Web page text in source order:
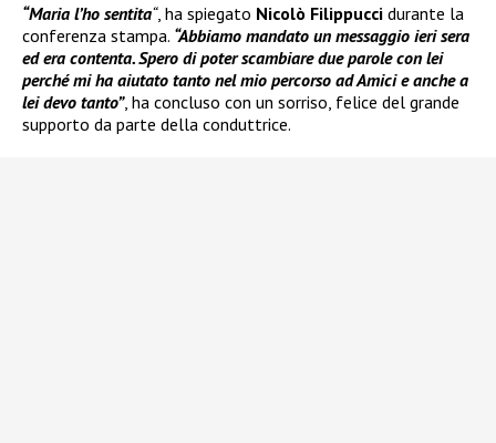
“Maria l’ho sentita“, ha spiegato Nicolò Filippucci durante la
conferenza stampa. “Abbiamo mandato un messaggio ieri sera
ed era contenta. Spero di poter scambiare due parole con lei
perché mi ha aiutato tanto nel mio percorso ad Amici e anche a
lei devo tanto”, ha concluso con un sorriso, felice del grande
supporto da parte della conduttrice.